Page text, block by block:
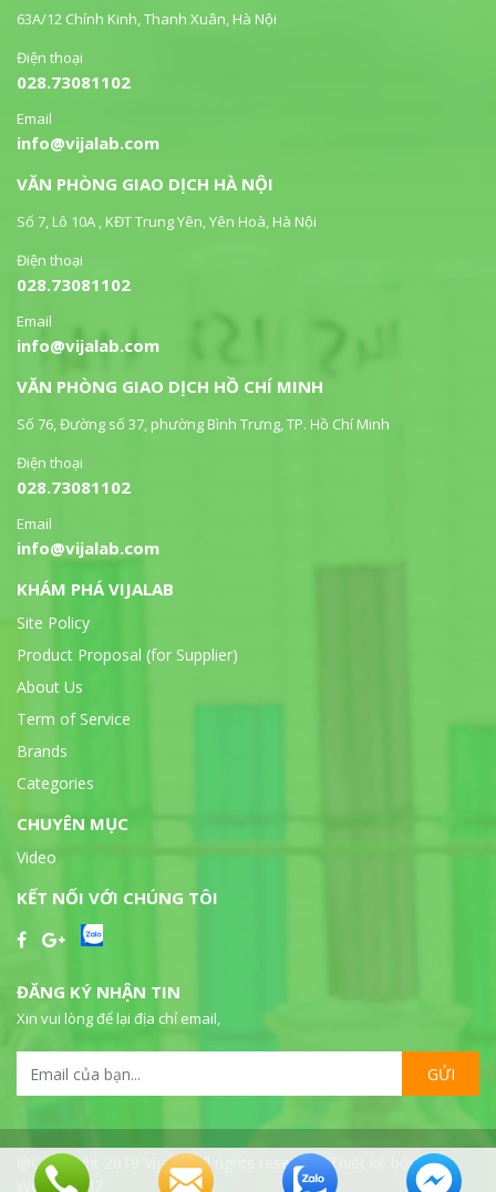
63A/12 Chính Kinh, Thanh Xuân, Hà Nội
Điện thoại
028.73081102
Email
info@vijalab.com
VĂN PHÒNG GIAO DỊCH HÀ NỘI
Số 7, Lô 10A , KĐT Trung Yên, Yên Hoà, Hà Nội
Điện thoại
028.73081102
Email
info@vijalab.com
VĂN PHÒNG GIAO DỊCH HỒ CHÍ MINH
Số 76, Đường số 37, phường Bình Trưng, TP. Hồ Chí Minh
Điện thoại
028.73081102
Email
info@vijalab.com
KHÁM PHÁ VIJALAB
Site Policy
Product Proposal (for Supplier)
About Us
Term of Service
Brands
Categories
CHUYÊN MỤC
Video
KẾT NỐI VỚI CHÚNG TÔI
ĐĂNG KÝ NHẬN TIN
Xin vui lòng để lại địa chỉ email,
GỬI
@Copyright 2019 Vijalab all rights reserved. Thiết kế bởi
WebSeo247